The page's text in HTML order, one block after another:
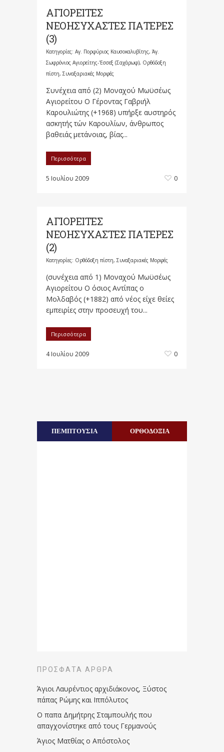
ΑΓΙΟΡΕΙΤΕΣ
ΝΕΟΗΣΥΧΑΣΤΕΣ ΠΑΤΕΡΕΣ
(3)
Κατηγορίες: Αγ. Πορφύριος Καυσοκαλυβίτης, Άγ.
Σωφρόνιος Αγιορείτης-'Εσσεξ (Σαχάρωφ), Ορθόδοξη
πίστη, Συναξαριακές Μορφές
Συνέχεια από (2) Μοναχού Μωϋσέως
Αγιορείτου Ο Γέροντας Γαβριήλ
Καρουλιώτης (+1968) υπήρξε αυστηρός
ασκητής τών Καρουλίων, άνθρωπος
βαθειάς μετάνοιας, βίας...
Περισσότερα
5 Ιουλίου 2009 0
ΑΓΙΟΡΕΙΤΕΣ
ΝΕΟΗΣΥΧΑΣΤΕΣ ΠΑΤΕΡΕΣ
(2)
Κατηγορίες: Ορθόδοξη πίστη, Συναξαριακές Μορφές
(συνέχεια από 1) Μοναχού Μωϋσέως
Αγιορείτου Ο όσιος Αντίπας ο
Μολδαβός (+1882) από νέος είχε θείες
εμπειρίες στην προσευχή του...
Περισσότερα
4 Ιουλίου 2009 0
ΠΕΜΠΤΟΥΣΙΑ ΟΡΘΟΔΟΞΙΑ
ΠΡΌΣΦΑΤΑ ΆΡΘΡΑ
Άγιοι Λαυρέντιος αρχιδιάκονος, Ξύστος
πάπας Ρώμης και Ιππόλυτος
Ο παπα Δημήτρης Σταμπουλής που
απαγχονίστηκε από τους Γερμανούς
Άγιος Ματθίας ο Απόστολος